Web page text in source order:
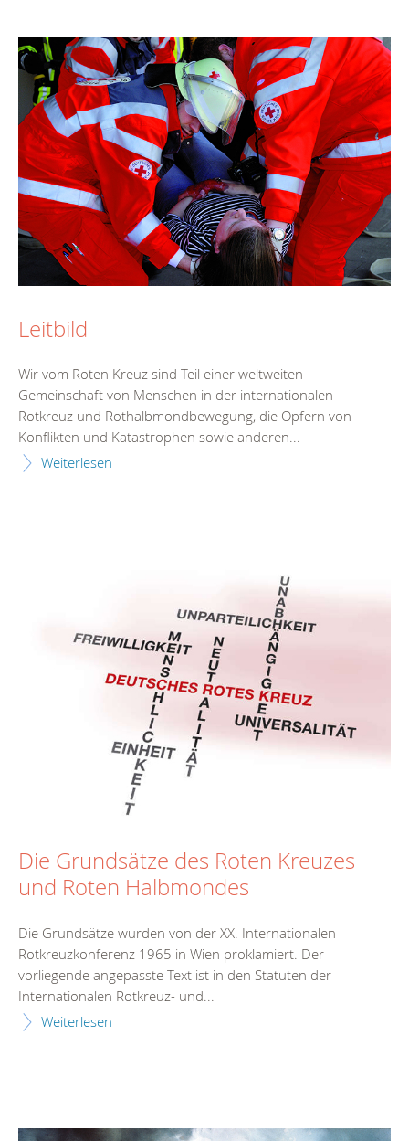
Leitbild
Wir vom Roten Kreuz sind Teil einer weltweiten
Gemeinschaft von Menschen in der internationalen
Rotkreuz und Rothalbmondbewegung, die Opfern von
Konflikten und Katastrophen sowie anderen...
Weiterlesen
Die Grundsätze des Roten Kreuzes
und Roten Halbmondes
Die Grundsätze wurden von der XX. Internationalen
Rotkreuzkonferenz 1965 in Wien proklamiert. Der
vorliegende angepasste Text ist in den Statuten der
Internationalen Rotkreuz- und...
Weiterlesen